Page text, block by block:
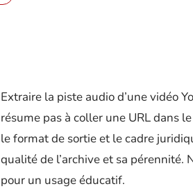
Extraire la piste audio d’une vidéo
résume pas à coller une URL dans
le format de sortie et le cadre
qualité de l’archive et sa
pour un usage éducatif.